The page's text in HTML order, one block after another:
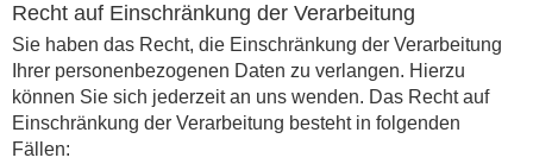
Recht auf Einschränkung der Verarbeitung
Sie haben das Recht, die Einschränkung der Verarbeitung
Ihrer personenbezogenen Daten zu verlangen. Hierzu
können Sie sich jederzeit an uns wenden. Das Recht auf
Einschränkung der Verarbeitung besteht in folgenden
Fällen: